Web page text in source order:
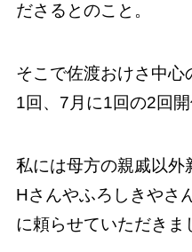
ださるとのこと。
そこで佐渡おけさ中心
1回、7月に1回の2回
私には母方の親戚以外
Hさんやふろしきやさ
に頼らせていただきま